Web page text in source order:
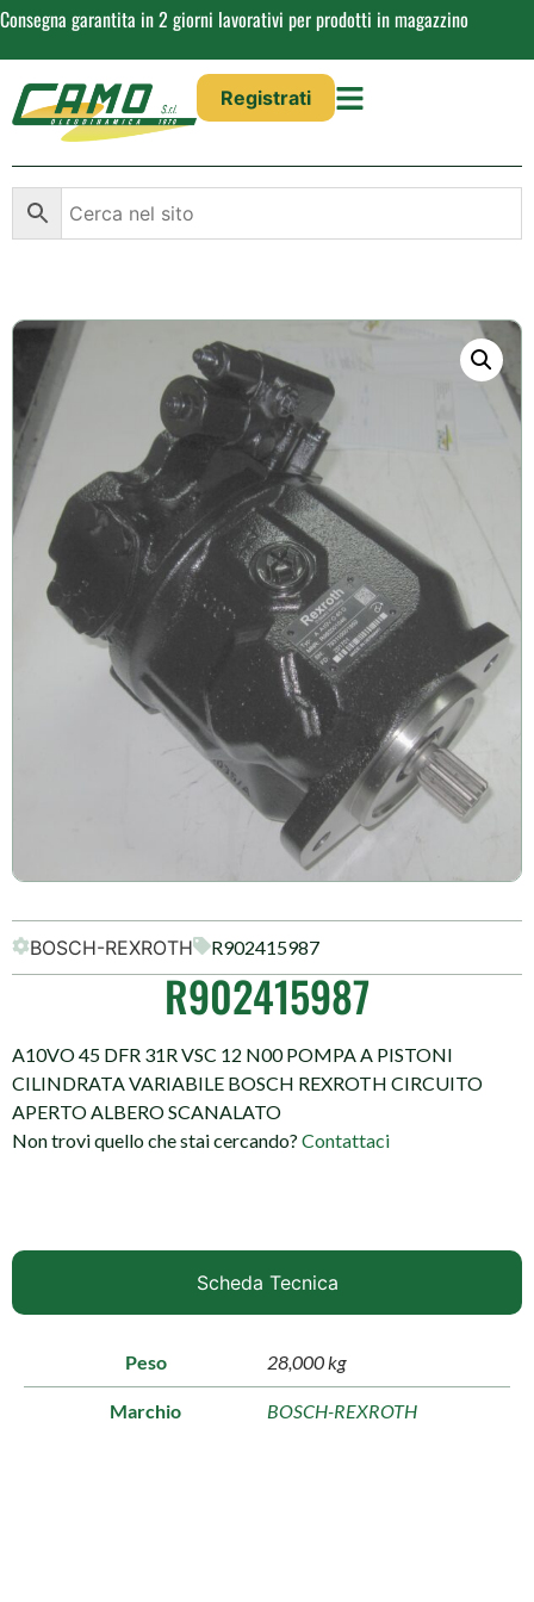
Consegna garantita in 2 giorni lavorativi per prodotti in magazzino
Registrati
BOSCH-REXROTH R902415987
R902415987
A10VO 45 DFR 31R VSC 12 N00 POMPA A PISTONI
CILINDRATA VARIABILE BOSCH REXROTH CIRCUITO
APERTO ALBERO SCANALATO
Non trovi quello che stai cercando? Contattaci
Scheda Tecnica
Peso 28,000 kg
Marchio BOSCH-REXROTH